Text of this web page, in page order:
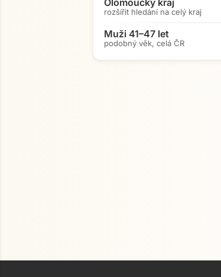
Olomoucký kraj
rozšířit hledání na celý kraj
Muži 41–47 let
podobný věk, celá ČR